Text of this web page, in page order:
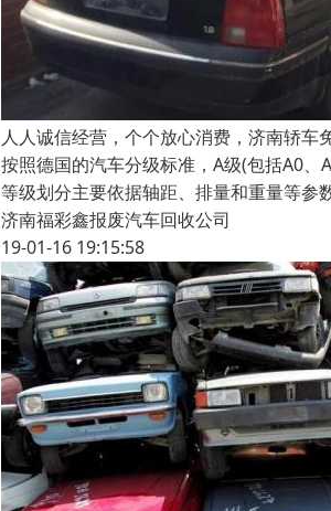
人人诚信经营，个个放心消费，济南轿车
按照德国的汽车分级标准，A级(包括A0
等级划分主要依据轴距、排量和重量等参
济南福彩鑫报废汽车回收公司
19-01-16 19:15:58